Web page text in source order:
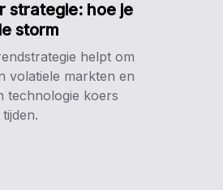
strategie: hoe je
storm
helpt om
volatiele markten en
technologie koers